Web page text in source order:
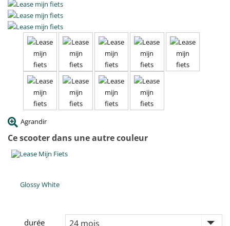
Agrandir
Ce scooter dans une autre couleur
Glossy White
durée